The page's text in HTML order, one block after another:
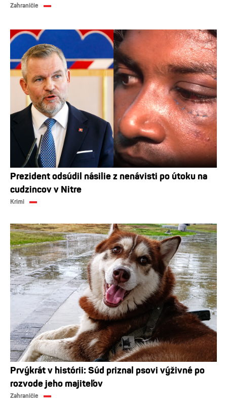
Zahraničie
Prezident odsúdil násilie z nenávisti po útoku na
cudzincov v Nitre
Krimi
Prvýkrát v histórii: Súd priznal psovi výživné po
rozvode jeho majiteľov
Zahraničie